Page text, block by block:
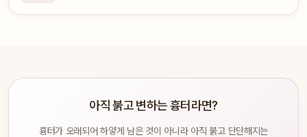
아직 붉고 변하는 흉터라면?
흉터가 오래되어 하얗게 남은 것이 아니라 아직 붉고 단단해지는